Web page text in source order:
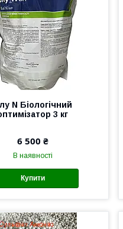
N Біологічний
3 кг
6 500 ₴
В наявності
Купити